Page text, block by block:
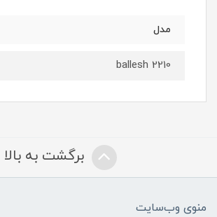
مدل
ballesh 2210
برگشت به بالا
منوی وب‌سایت